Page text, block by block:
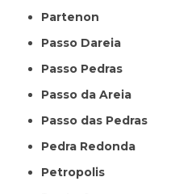
Partenon
Passo Dareia
Passo Pedras
Passo da Areia
Passo das Pedras
Pedra Redonda
Petropolis